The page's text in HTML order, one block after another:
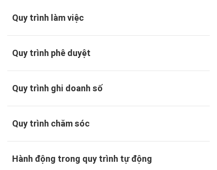
Quy trình làm việc
Quy trình phê duyệt
Quy trình ghi doanh số
Quy trình chăm sóc
Hành động trong quy trình tự động